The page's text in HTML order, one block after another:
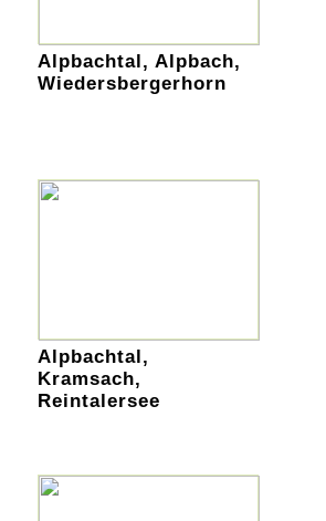
Alpbachtal, Alpbach,
Wiedersbergerhorn
Alpbachtal,
Kramsach,
Reintalersee